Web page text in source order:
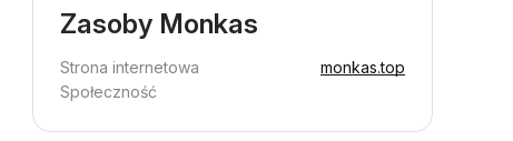
Zasoby Monkas
Strona internetowa
monkas.top
Społeczność